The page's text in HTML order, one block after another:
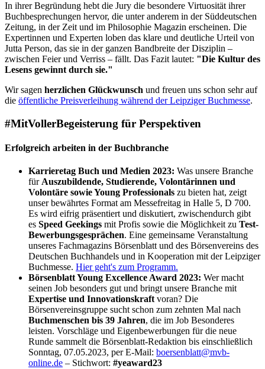
In ihrer Begründung hebt die Jury die besondere Virtuosität ihrer
Buchbesprechungen hervor, die unter anderem in der Süddeutschen
Zeitung, in der Zeit und im Philosophie Magazin erscheinen. Die
Expertinnen und Experten loben das klare und deutliche Urteil von
Jutta Person, das sie in der ganzen Bandbreite der Disziplin –
zwischen Feier und Verriss – fällt. Das Fazit lautet: "Die Kultur des
Lesens gewinnt durch sie."
Wir sagen herzlichen Glückwunsch und freuen uns schon sehr auf
die öffentliche Preisverleihung während der Leipziger Buchmesse.
#MitVollerBegeisterung für Perspektiven
Erfolgreich arbeiten in der Buchbranche
Karrieretag Buch und Medien 2023: Was unsere Branche
fürAuszubildende, Studierende, Volontärinnen und
Volontäre sowie Young Professionals zu bieten hat, zeigt
unser bewährtes Format am Messefreitag in Halle 5, D 700.
Es wird eifrig präsentiert und diskutiert, zwischendurch gibt
es Speed Geekings mit Profis sowie die Möglichkeit zu Test-
Bewerbungsgesprächen. Eine gemeinsame Veranstaltung
unseres Fachmagazins Börsenblatt und des Börsenvereins des
Deutschen Buchhandels und in Kooperation mit der Leipziger
Buchmesse. Hier geht's zum Programm.
Börsenblatt Young Excellence Award 2023: Wer macht
seinen Job besonders gut und bringt unsere Branche mit
Expertise und Innovationskraftvoran? Die
Börsenvereinsgruppe sucht schon zum zehnten Mal nach
Buchmenschen bis 39 Jahren, die im Job Besonderes
leisten. Vorschläge und Eigenbewerbungen für die neue
Runde sammelt die Börsenblatt-Redaktion bis einschließlich
Sonntag, 07.05.2023, per E-Mail: boersenblatt@mvb-
online.de – Stichwort: #yeaward23